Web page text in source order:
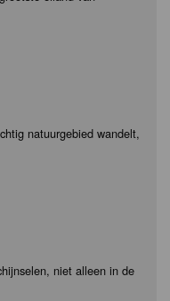
natuurgebied wandelt,
niet alleen in de